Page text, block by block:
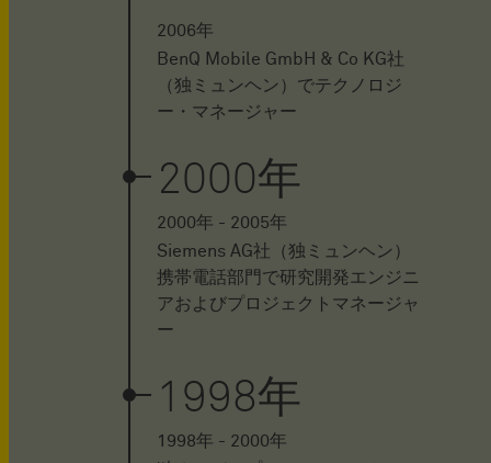
2006年
BenQ Mobile GmbH & Co KG社
（独ミュンヘン）でテクノロジ
ー・マネージャー
2000年
2000年 - 2005年
Siemens AG社（独ミュンヘン）
携帯電話部門で研究開発エンジニ
アおよびプロジェクトマネージャ
ー
1998年
1998年 - 2000年